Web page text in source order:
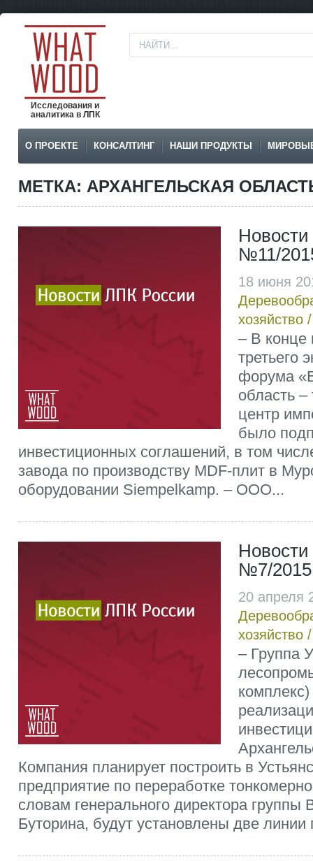
Исследования и
аналитика в ЛПК
О ПРОЕКТЕ КОНСАЛТИНГ НАШИ ПРОДУКТЫ
МЕТКА: АРХАНГЕЛЬСКАЯ
№11/
18 июня
хозяйство
– В конце
третьего
форума
область
центр
было
инвестиционных соглашений, в том
завода по производству MDF-плит в
оборудовании Siempelkamp. – ООО...
№7/2015
20 апреля
хозяйство
– Группа
Компания планирует построить в
предприятие по переработке
словам генерального директора группы
Буторина, будут установлены две линии